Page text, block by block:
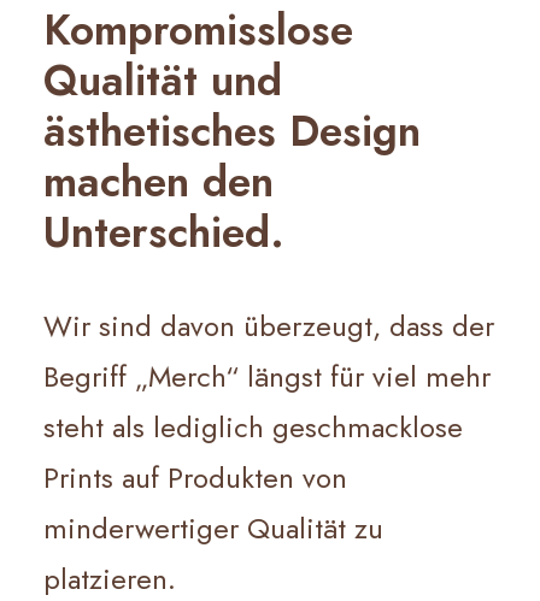
Kompromisslose
Qualität und
ästhetisches Design
machen den
Unterschied.
Wir sind davon überzeugt, dass der
Begriff „Merch“ längst für viel mehr
steht als lediglich geschmacklose
Prints auf Produkten von
minderwertiger Qualität zu
platzieren.